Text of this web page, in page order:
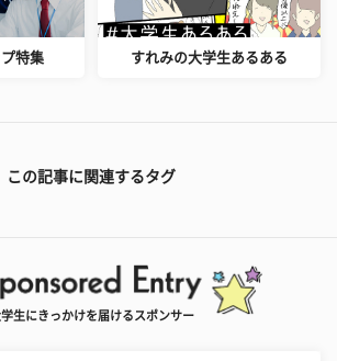
特集 すれみの大学生あるある
この記事に関連するタグ
生にきっかけを届けるスポンサー